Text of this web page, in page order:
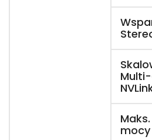
mocy